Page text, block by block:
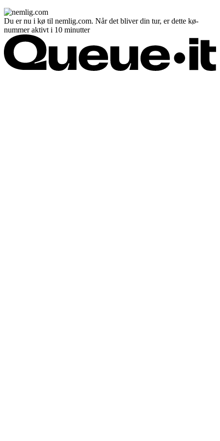
Du er nu i kø til nemlig.com. Når det bliver din tur, er dette kø-
nummer aktivt i 10 minutter